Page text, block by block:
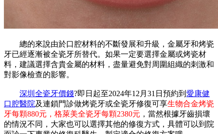
總的來說由於口腔材料的不斷發展和升級，金屬牙和烤瓷
牙已經逐漸被全瓷牙所替代。如果一定要選擇金屬或烤瓷材
料，建議選擇含貴金屬的材料，盡量避免對周圍組織的刺激和
對影像檢查的影響。
深圳全瓷牙價錢?即日起至2024年12月31日預約到 愛康健
口腔醫院及連鎖門診做烤瓷牙或全瓷牙修復可享生物合金烤瓷
牙每顆880元，格萊美全瓷牙每顆2380元 ，當然根據牙齒損壞
的情況不同，大家也可以選擇其他的修復方式，具體可以到院